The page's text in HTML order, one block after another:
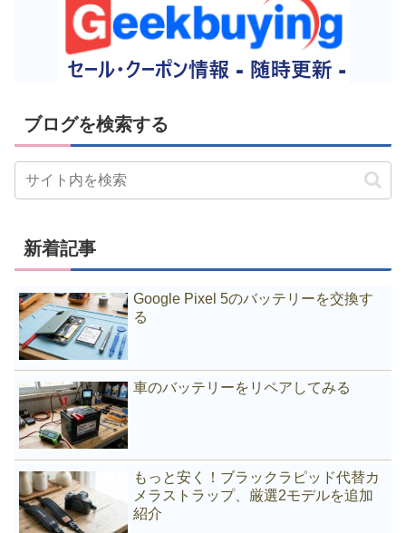
ブログを検索する
新着記事
Google Pixel 5のバッテリーを交換す
る
車のバッテリーをリペアしてみる
もっと安く！ブラックラピッド代替カ
メラストラップ、厳選2モデルを追加
紹介